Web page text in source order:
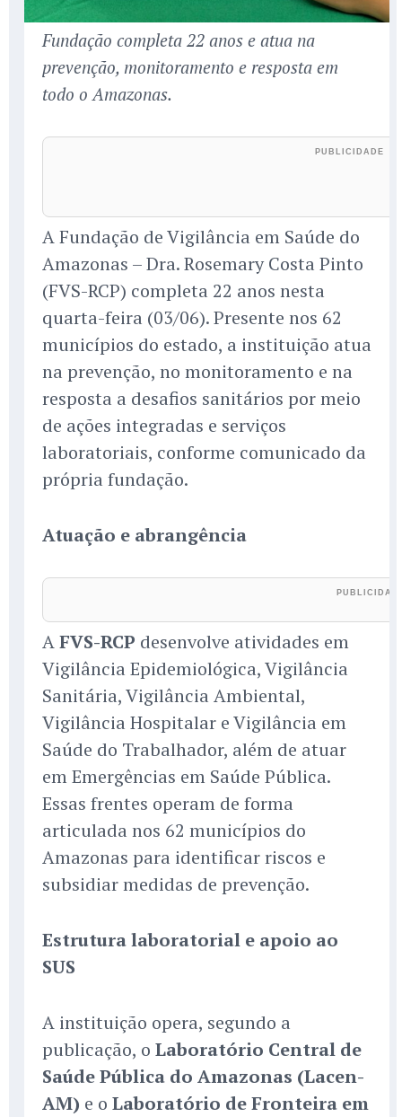
Fundação completa 22 anos e atua na
prevenção, monitoramento e resposta em
todo o Amazonas.
A Fundação de Vigilância em Saúde do
Amazonas – Dra. Rosemary Costa Pinto
(FVS-RCP) completa 22 anos nesta
quarta-feira (03/06). Presente nos 62
municípios do estado, a instituição atua
na prevenção, no monitoramento e na
resposta a desafios sanitários por meio
de ações integradas e serviços
laboratoriais, conforme comunicado da
própria fundação.
Atuação e abrangência
AFVS-RCP desenvolve atividades em
Vigilância Epidemiológica, Vigilância
Sanitária, Vigilância Ambiental,
Vigilância Hospitalar e Vigilância em
Saúde do Trabalhador, além de atuar
em Emergências em Saúde Pública.
Essas frentes operam de forma
articulada nos 62 municípios do
Amazonas para identificar riscos e
subsidiar medidas de prevenção.
Estrutura laboratorial e apoio ao
SUS
A instituição opera, segundo a
publicação, o Laboratório Central de
Saúde Pública do Amazonas (Lacen-
AM) e o Laboratório de Fronteira em